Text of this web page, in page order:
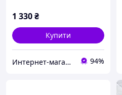
1 330₴
Купити
Интернет-магазин "GLADYS" 94%